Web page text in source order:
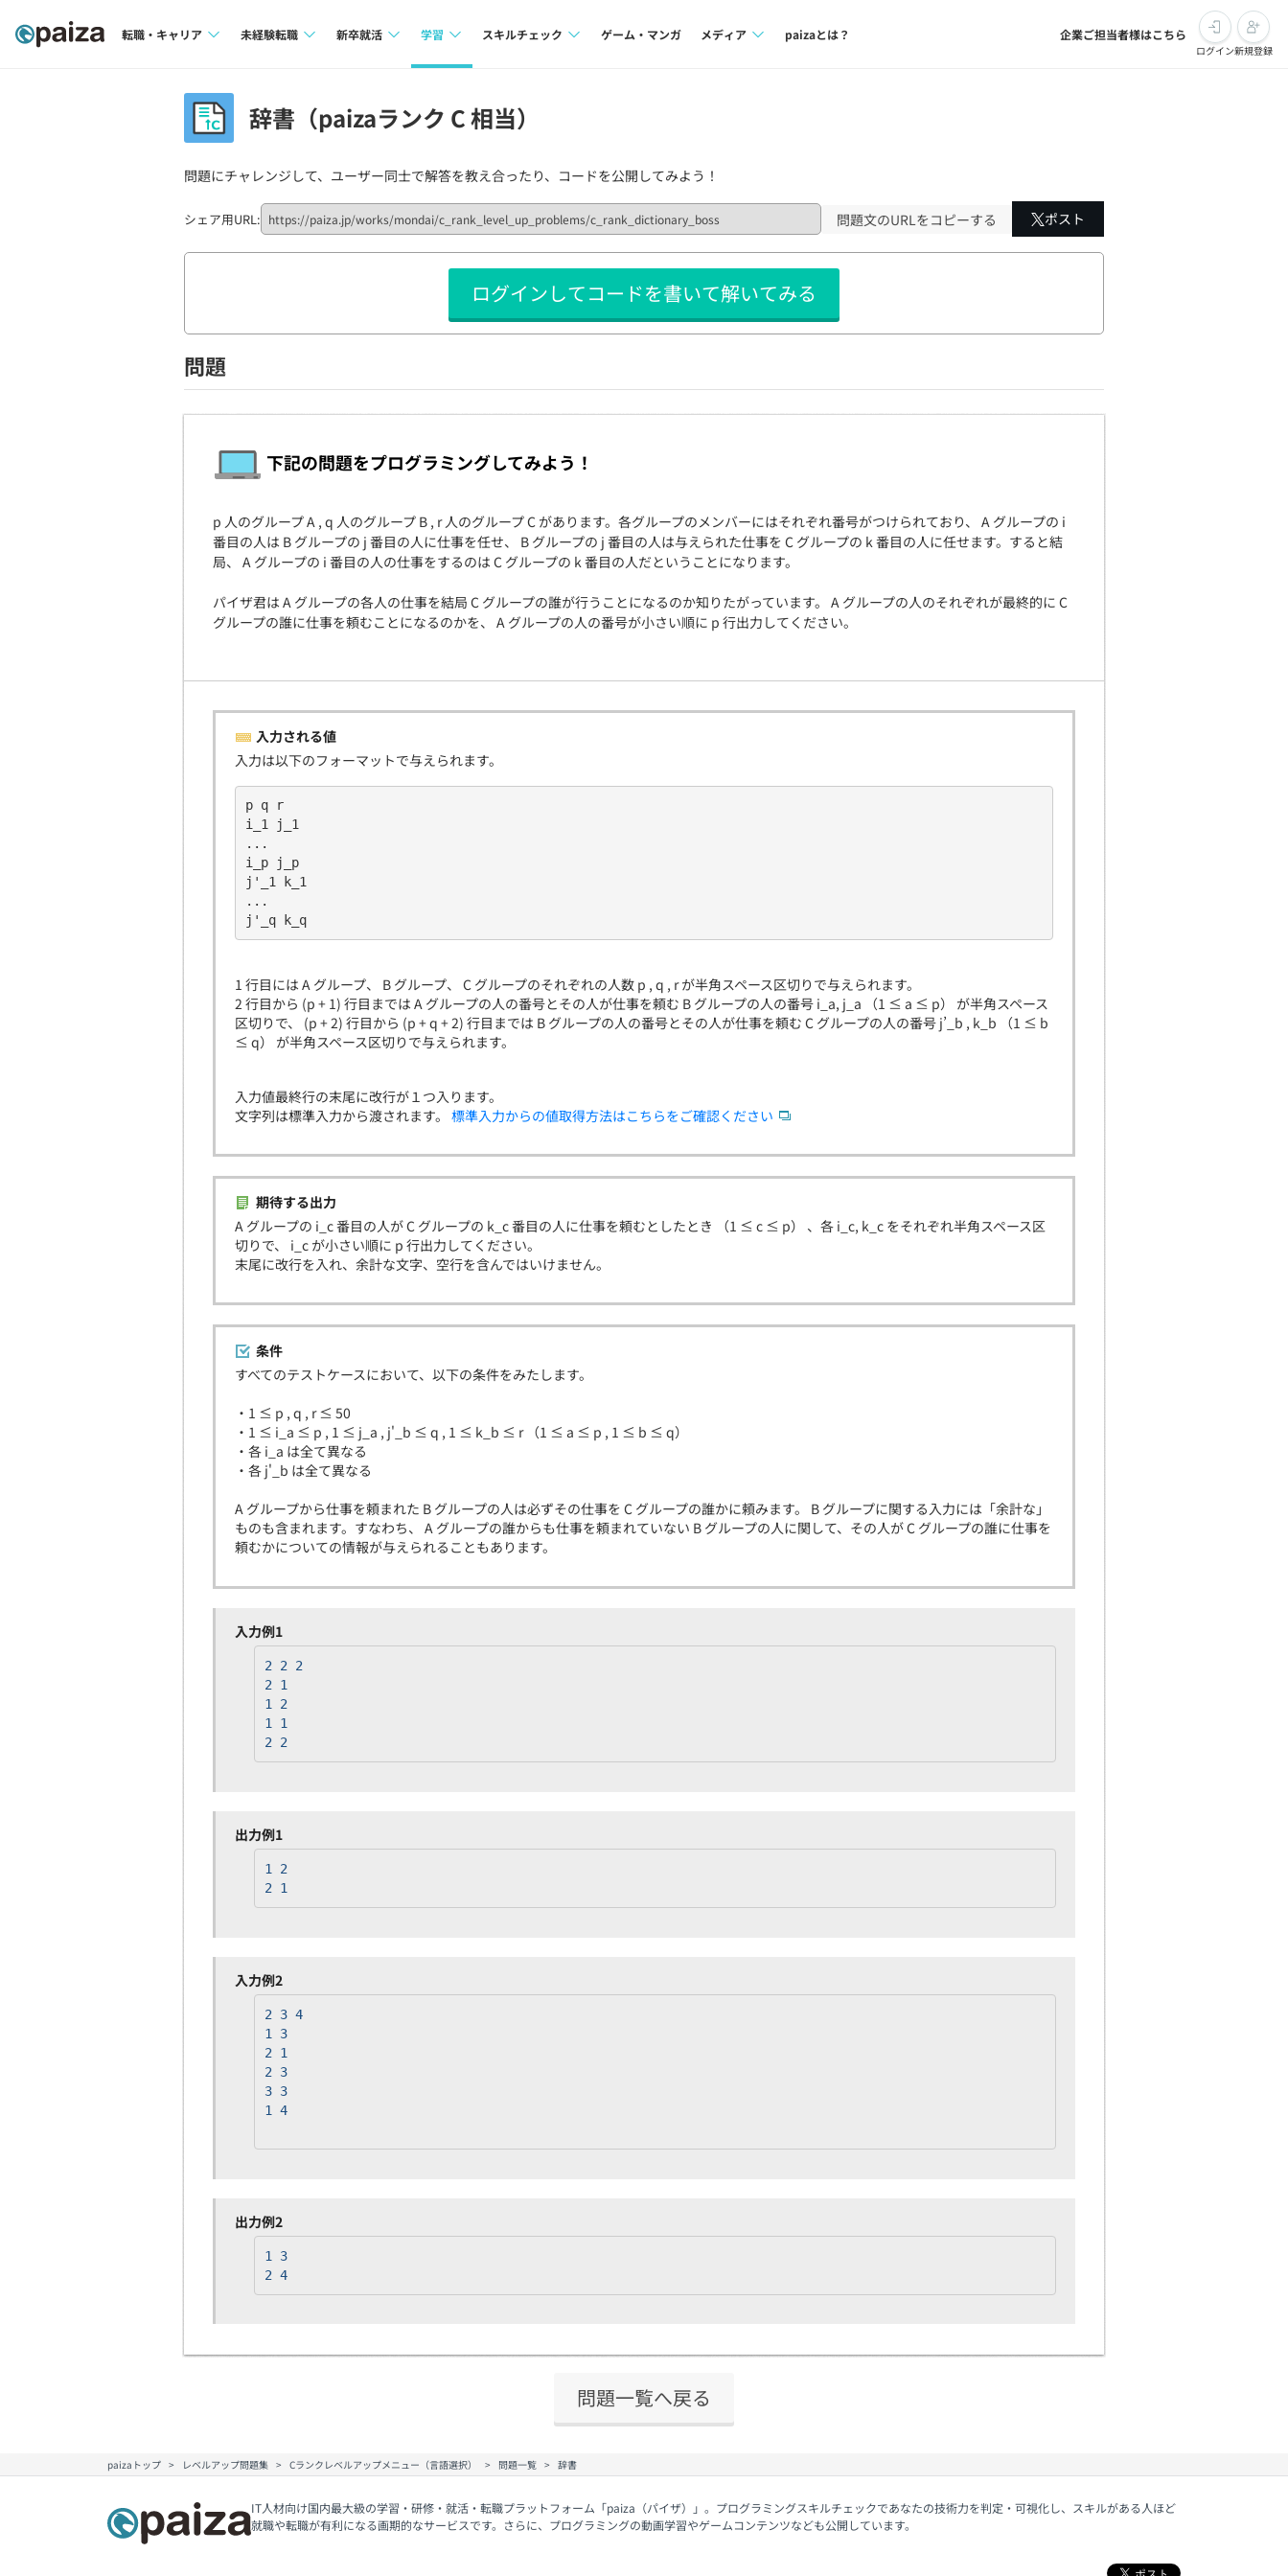
転職・キャリア
インタビュー
転職成功ガイド
転職エージェント
未経験転職
インタビュー
転職成功ガイド
新卒就活
本選考
新卒エージェント
イベント・セミナー
就活成功ガイド
学習
4択課題
ナレッジ
リファレンス
個人向けプラン
学校向けプラン
契約内容・クーポン
スキルチェック
SQL
評価結果一覧
再チャレンジ結果一覧
ゲーム・マンガ メディア paizaとは？ 企業ご担当者様はこちら
ログイン新規登録
辞書（paizaランク C 相当）
問題にチャレンジして、ユーザー同士で解答を教え合ったり、コードを公開してみよう！
シェア用URL: 問題文のURLをコピーする ポスト
ログインしてコードを書いて解いてみる
問題
下記の問題をプログラミングしてみよう！
p 人のグループ A , q 人のグループ B , r 人のグループ C があります。各グループのメンバーにはそれぞれ番号がつけられており、 A グループの i
番目の人は B グループの j 番目の人に仕事を任せ、 B グループの j 番目の人は与えられた仕事を C グループの k 番目の人に任せます。すると結
局、 A グループの i 番目の人の仕事をするのは C グループの k 番目の人だということになります。
パイザ君は A グループの各人の仕事を結局 C グループの誰が行うことになるのか知りたがっています。 A グループの人のそれぞれが最終的に C
グループの誰に仕事を頼むことになるのかを、 A グループの人の番号が小さい順に p 行出力してください。
入力される値
入力は以下のフォーマットで与えられます。
p q r
i_1 j_1
...
i_p j_p
j'_1 k_1
...
j'_q k_q
1 行目には A グループ、 B グループ、 C グループのそれぞれの人数 p , q , r が半角スペース区切りで与えられます。
2 行目から (p + 1) 行目までは A グループの人の番号とその人が仕事を頼む B グループの人の番号 i_a, j_a （1 ≤ a ≤ p） が半角スペース
区切りで、 (p + 2) 行目から (p + q + 2) 行目までは B グループの人の番号とその人が仕事を頼む C グループの人の番号 j’_b , k_b （1 ≤ b
≤ q） が半角スペース区切りで与えられます。
入力値最終行の末尾に改行が１つ入ります。
文字列は標準入力から渡されます。 標準入力からの値取得方法はこちらをご確認ください
期待する出力
A グループの i_c 番目の人が C グループの k_c 番目の人に仕事を頼むとしたとき （1 ≤ c ≤ p） 、各 i_c, k_c をそれぞれ半角スペース区
切りで、 i_c が小さい順に p 行出力してください。
末尾に改行を入れ、余計な文字、空行を含んではいけません。
条件
すべてのテストケースにおいて、以下の条件をみたします。
・1 ≤ p , q , r ≤ 50
・1 ≤ i_a ≤ p , 1 ≤ j_a , j'_b ≤ q , 1 ≤ k_b ≤ r （1 ≤ a ≤ p , 1 ≤ b ≤ q）
・各 i_a は全て異なる
・各 j'_b は全て異なる
A グループから仕事を頼まれた B グループの人は必ずその仕事を C グループの誰かに頼みます。 B グループに関する入力には「余計な」
ものも含まれます。すなわち、 A グループの誰からも仕事を頼まれていない B グループの人に関して、その人が C グループの誰に仕事を
頼むかについての情報が与えられることもあります。
入力例1
2 2 2
2 1
1 2
1 1
2 2
出力例1
1 2
2 1
入力例2
2 3 4
1 3
2 1
2 3
3 3
1 4
出力例2
1 3
2 4
問題一覧へ戻る
paizaトップ レベルアップ問題集 Cランクレベルアップメニュー（言語選択） 問題一覧 辞書
IT人材向け国内最大級の学習・研修・就活・転職プラットフォーム「paiza（パイザ）」。プログラミングスキルチェックであなたの技術力を判定・可視化し、スキルがある人ほど
就職や転職が有利になる画期的なサービスです。さらに、プログラミングの動画学習やゲームコンテンツなども公開しています。